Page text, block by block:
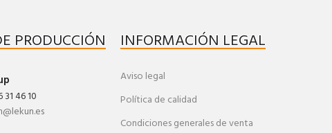
PRODUCCIÓN
46 10
INFORMACIÓN LEGAL
Aviso legal
Política de calidad
Condiciones generales de venta